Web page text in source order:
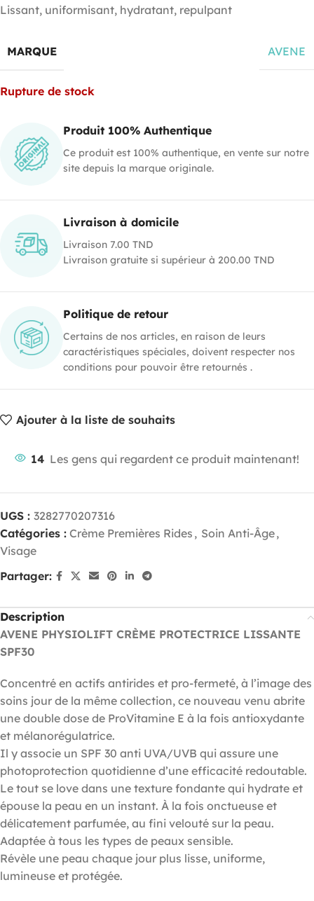
Lissant, uniformisant, hydratant, repulpant
MARQUE AVENE
Rupture de stock
Produit 100% Authentique
Ce produit est 100% authentique, en vente sur notre
site depuis la marque originale.
Livraison à domicile
Livraison 7.00 TND
Livraison gratuite si supérieur à 200.00 TND
Politique de retour
Certains de nos articles, en raison de leurs
caractéristiques spéciales, doivent respecter nos
conditions pour pouvoir être retournés .
Ajouter à la liste de souhaits
14 Les gens qui regardent ce produit maintenant!
UGS : 3282770207316
Catégories : Crème Premières Rides , Soin Anti-Âge,
Visage
Partager:
Description
AVENE PHYSIOLIFT CRÈME PROTECTRICE LISSANTE
SPF30
Concentré en actifs antirides et pro-fermeté, à l’image des
soins jour de la même collection, ce nouveau venu abrite
une double dose de ProVitamine E à la fois antioxydante
et mélanorégulatrice.
Il y associe un SPF 30 anti UVA/UVB qui assure une
photoprotection quotidienne d’une efficacité redoutable.
Le tout se love dans une texture fondante qui hydrate et
épouse la peau en un instant. À la fois onctueuse et
délicatement parfumée, au fini velouté sur la peau.
Adaptée à tous les types de peaux sensible.
Révèle une peau chaque jour plus lisse, uniforme,
lumineuse et protégée.